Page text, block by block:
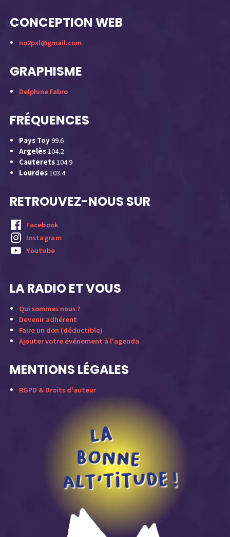
CONCEPTION WEB
no2pxl@gmail.com
GRAPHISME
Delphine Fabro
FRÉQUENCES
Pays Toy99.6
Argelès104.2
Cauterets104.9
Lourdes103.4
RETROUVEZ-NOUS SUR
Facebook
Instagram
Youtube
LA RADIO ET VOUS
Qui sommes nous ?
Devenir adhérent
Faire un don (déductible)
Ajouter votre événement à l'agenda
MENTIONS LÉGALES
RGPD & Droits d'auteur